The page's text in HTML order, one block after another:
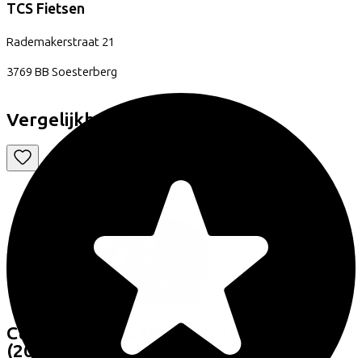
TCS Fietsen
Rademakerstraat 21
3769 BB Soesterberg
Vergelijkbare fietsen
Cube
TOURING ONE NIGHT/CHROME
(2026)